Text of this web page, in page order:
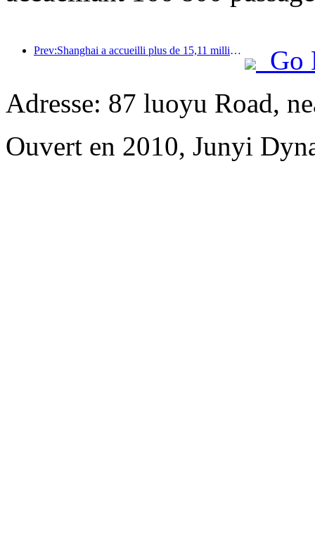
Prev:Shanghai a accueilli plus de 15,11 millions de visiteurs au cours des quatre premiers jours des vacances de la mi-automne et de la fête nationale, soit une augmentation de plus de 20 % par rapport à l'année précédente.
Go
Adresse: 87 luoyu Road,
Ouvert en 2010, Junyi